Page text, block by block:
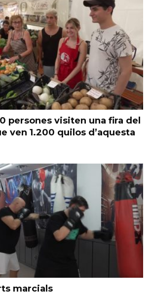
persones visiten una fira del
ven 1.200 quilos d’aquesta
marcials